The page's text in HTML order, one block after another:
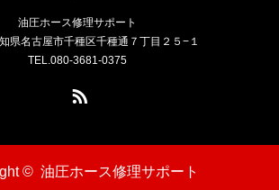
油圧ホース修理サポート
県名古屋市千種区千種通７丁目２５−１
TEL.080-3681-0375
© 油圧ホース修理サポート